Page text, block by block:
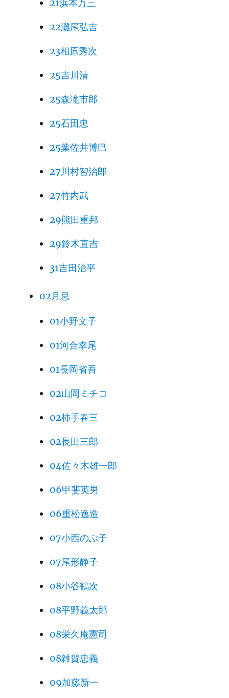
21浜本万三
22灘尾弘吉
23相原秀次
25吉川清
25森滝市郎
25石田忠
25葉佐井博巳
27川村智治郎
27竹内武
29熊田重邦
29鈴木直吉
31吉田治平
02月忌
01小野文子
01河合幸尾
01長岡省吾
02山岡ミチコ
02柿手春三
02長田三郎
04佐々木雄一郎
06甲斐英男
06重松逸造
07小西のぶ子
07尾形静子
08小谷鶴次
08平野義太郎
08栄久庵憲司
08雑賀忠義
09加藤新一